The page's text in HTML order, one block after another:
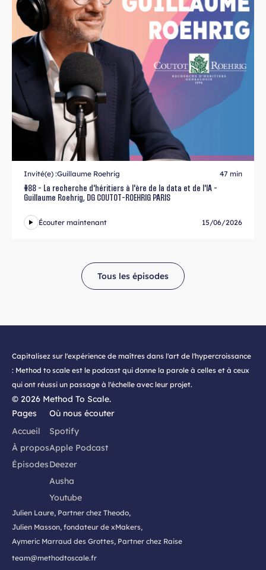
Invité(e) :Guillaume Roehrig
47 min
#88 - La recherche d'héritiers à l'ère de la data et de l'IA -
Guillaume Roehrig, DG COUTOT-ROEHRIG PARIS
Écouter maintenant 15/06/2026
Tous les épisodes
Capitalisez sur l'expérience de maîtres dans l'art de l'hypercroissance
: Method to scale est le podcast qui donne la parole à celles et à ceux
qui ont réussi un passage à l'échelle avec leur projet.
© 2026 Method To Scale.
Pages
Accueil
À propos
Épisodes
Où nous écouter
Spotify
Apple Podcast
Deezer
Ausha
Youtube
Julien Laure, Partner chez Theodo,
Julien Masson, fondateur de xMakers,
Aymeric Marraud des Grottes, Partner chez Raise
team@methodtoscale.fr